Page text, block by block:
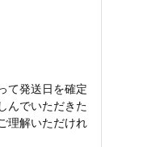
て発送日を確定
んでいただきた
理解いただけれ